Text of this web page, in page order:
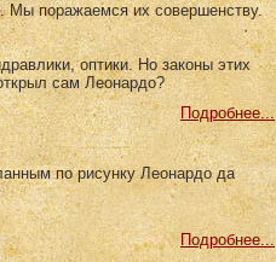
Мы поражаемся их совершенству.
оптики. Но законы этих
сам Леонардо?
Подробнее...
по рисунку Леонардо да
Подробнее...